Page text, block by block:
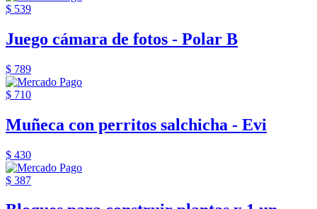
$ 539
Juego cámara de fotos - Polar B
$ 789
$ 710
Muñeca con perritos salchicha - Evi
$ 430
$ 387